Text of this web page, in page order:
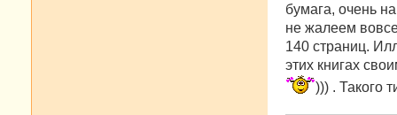
бумага, очень
не жалеем
140 страниц.
этих книгах
))) . Такого